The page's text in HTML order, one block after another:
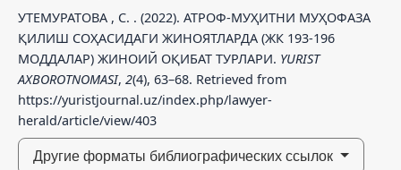
УТЕМУРАТОВА , С. . (2022). АТРОФ-МУҲИТНИ МУҲОФАЗА
ҚИЛИШ СОҲАСИДАГИ ЖИНОЯТЛАРДА (ЖК 193-196
МОДДАЛАР) ЖИНОИЙ ОҚИБАТ ТУРЛАРИ. YURIST
AXBOROTNOMASI, 2(4), 63–68. Retrieved from
https://yuristjournal.uz/index.php/lawyer-
herald/article/view/403
Другие форматы библиографических ссылок